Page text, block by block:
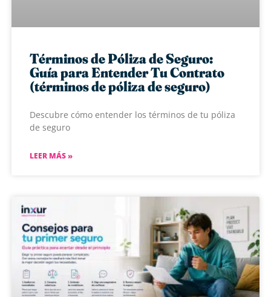
Términos de Póliza de Seguro:
Guía para Entender Tu Contrato
(términos de póliza de seguro)
Descubre cómo entender los términos de tu póliza
de seguro
LEER MÁS »